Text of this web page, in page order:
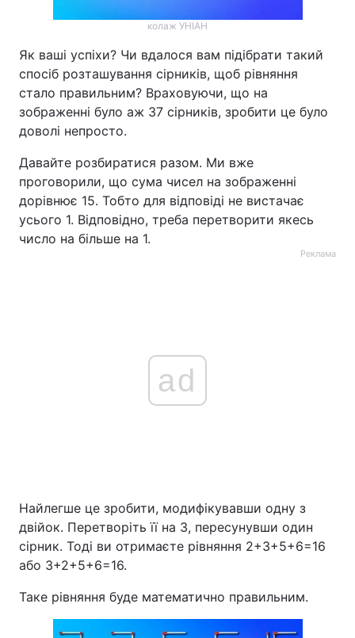
колаж УНІАН
Як ваші успіхи? Чи вдалося вам підібрати такий
спосіб розташування сірників, щоб рівняння
стало правильним? Враховуючи, що на
зображенні було аж 37 сірників, зробити це було
доволі непросто.
Давайте розбиратися разом. Ми вже
проговорили, що сума чисел на зображенні
дорівнює 15. Тобто для відповіді не вистачає
усього 1. Відповідно, треба перетворити якесь
число на більше на 1.
Реклама
ad
Найлегше це зробити, модифікувавши одну з
двійок. Перетворіть її на 3, пересунувши один
сірник. Тоді ви отримаєте рівняння 2+3+5+6=16
або 3+2+5+6=16.
Таке рівняння буде математично правильним.